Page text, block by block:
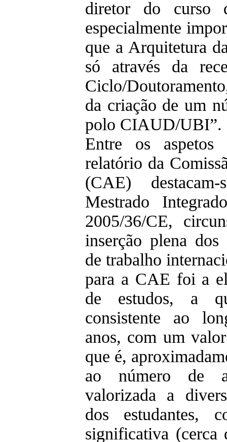
diretor do curso
especialmente
que a Arquitetura
só através da
Ciclo/
da criação de um
polo CIAUD/UBI”.
Entre os aspetos
relatório da
(CAE)
Mestrado
2005/36/CE,
inserção plena
de trabalho
para a CAE foi a
de estudos, a
consistente ao
anos, com um
que é,
ao número de
valorizada a
dos estudantes,
significativa (cerca